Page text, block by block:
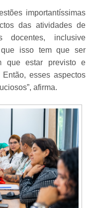
importantíssimas
das atividades de
docentes, inclusive
que isso tem que ser
que estar previsto e
esses aspectos
afirma.